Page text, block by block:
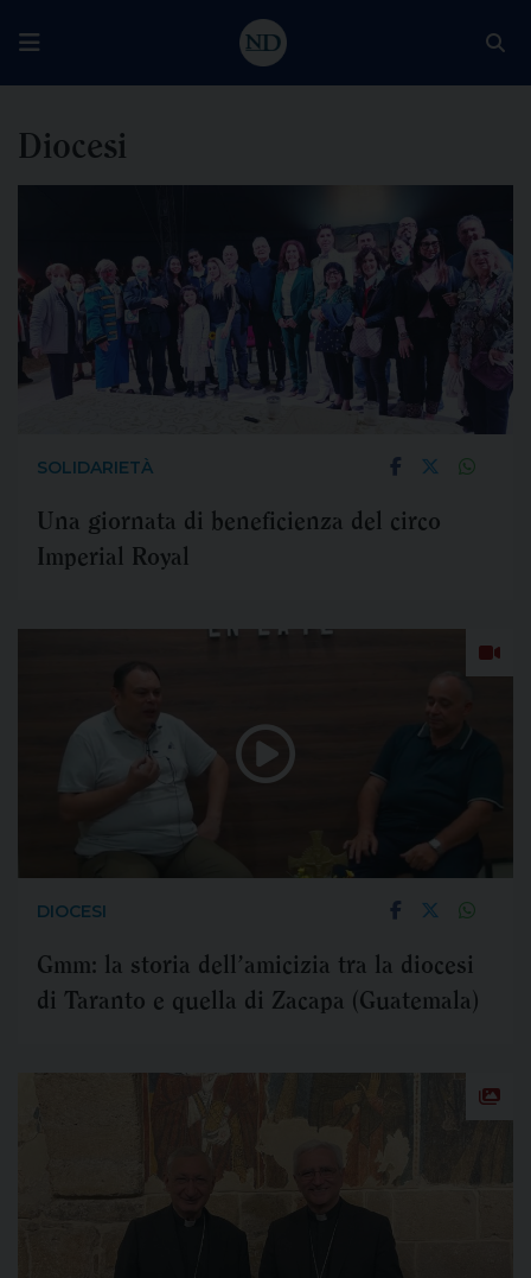
Diocesi
SOLIDARIETÀ
Una giornata di beneficienza del circo
Imperial Royal
DIOCESI
Gmm: la storia dell’amicizia tra la diocesi
di Taranto e quella di Zacapa (Guatemala)